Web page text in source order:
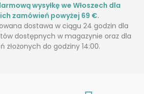
wysyłkę we Włoszech dla
zamówień powyżej 69 €.
dostawa w ciągu 24 godzin dla
dostępnych w magazynie oraz dla
złożonych do godziny 14:00.